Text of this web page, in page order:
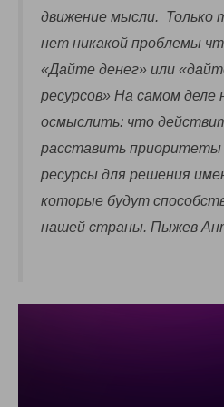
движение мысли. Только
нет никакой проблемы
«Дайте денег» или
ресурсов» На самом деле
осмыслить: что
расставить приоритеты
ресурсы для решения
которые будут
нашей страны. Пыжев